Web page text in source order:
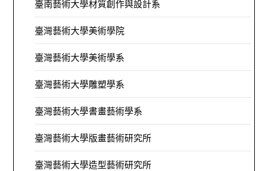
臺南藝術大學材質創作與設計系
臺灣藝術大學美術學院
臺灣藝術大學美術學系
臺灣藝術大學雕塑學系
臺灣藝術大學書畫藝術學系
臺灣藝術大學版畫藝術研究所
臺灣藝術大學造型藝術研究所